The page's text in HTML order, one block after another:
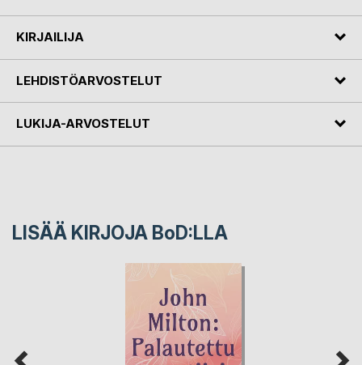
KIRJAILIJA
LEHDISTÖARVOSTELUT
LUKIJA-ARVOSTELUT
LISÄÄ KIRJOJA BoD:LLA